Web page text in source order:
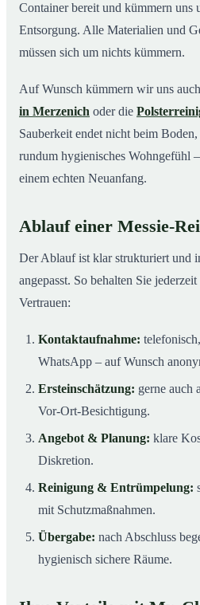
Container bereit und kümmern uns
Entsorgung. Alle Materialien und
müssen sich um nichts kümmern.
Auf Wunsch kümmern wir uns
in Merzenich oder die
Sauberkeit endet nicht beim
rundum hygienisches Wohngefühl
einem echten Neuanfang.
Ablauf einer Messie-
Der Ablauf ist klar strukturiert und
angepasst. So behalten Sie
Vertrauen:
Kontaktaufnahme:
WhatsApp – auf Wunsch
Ersteinschätzung: gerne auch
Vor-Ort-Besichtigung.
Angebot & Planung: klare
Diskretion.
Reinigung & Entrümpelung:
mit Schutzmaßnahmen.
Übergabe: nach Abschluss
hygienisch sichere Räume.